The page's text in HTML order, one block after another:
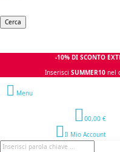
Cerca
-10% DI SCONTO
Inserisci SUMMER10 nel
Menu
00,00 €
Il Mio Account